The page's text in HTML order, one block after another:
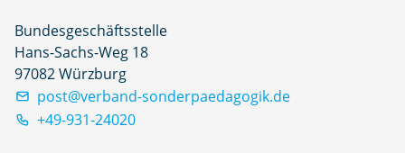
Bundesgeschäftsstelle
Hans-Sachs-Weg 18
97082 Würzburg
post@verband-sonderpaedagogik.de
+49-931-24020